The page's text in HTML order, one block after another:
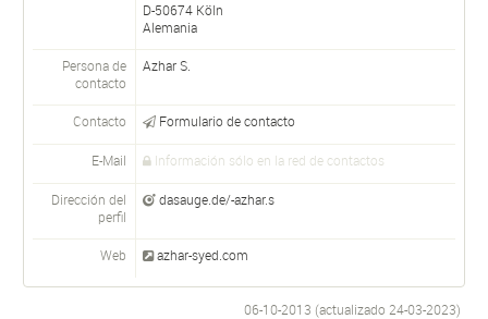
D-50674 Köln
Alemania
Persona de
contacto
AzharS.
Contacto Formulario de contacto
E-Mail Información sólo en la red de contactos
Dirección del
perfil
dasauge.de/-azhar.s
Web azhar-syed.com
06-10-2013 (actualizado 24-03-2023)